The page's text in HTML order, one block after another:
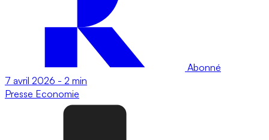
Abonné
7 avril 2026 - 2 min
Presse Economie